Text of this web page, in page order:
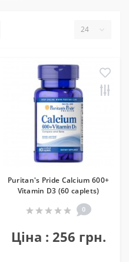
Puritan's Pride Calcium 600+
Vitamin D3 (60 caplets)
0
Ціна : 256 грн.